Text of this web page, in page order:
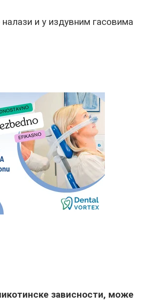
налази и у издувним гасовима
зависности, може